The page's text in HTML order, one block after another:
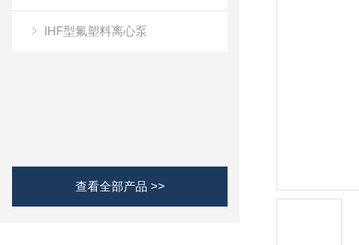
IHF型氟塑料离心泵
查看全部产品 >>